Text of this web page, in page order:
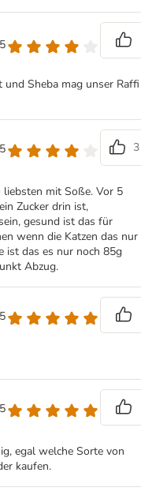
und Sheba mag unser Raffi
3
liebsten mit Soße. Vor 5
Zucker drin ist,
gesund ist das für
wenn die Katzen das nur
ist das es nur noch 85g
Abzug.
egal welche Sorte von
kaufen.